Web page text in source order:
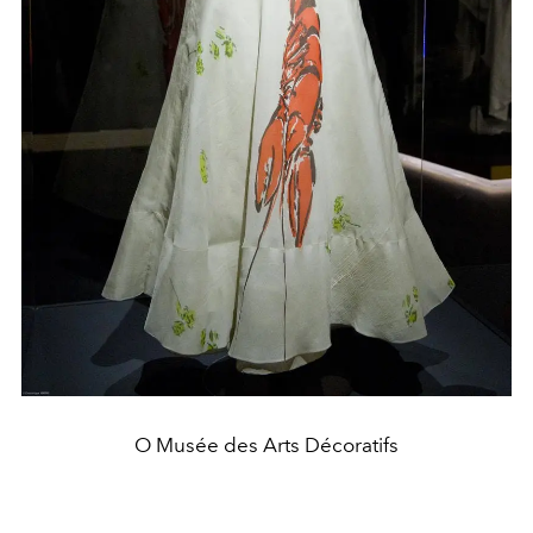
O Musée des Arts Décoratifs